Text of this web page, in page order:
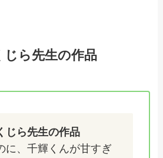
じら先生の作品
じら先生の作品
に、千輝くんが甘すぎ